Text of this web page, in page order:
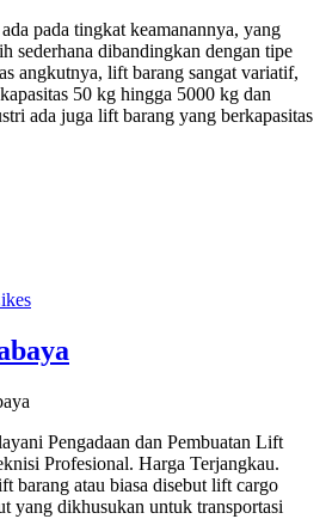
pada tingkat keamanannya, yang
sederhana dibandingkan dengan tipe
angkutnya, lift barang sangat variatif,
50 kg hingga 5000 kg dan
ada juga lift barang yang berkapasitas
Pengadaan dan Pembuatan Lift
Profesional. Harga Terjangkau.
barang atau biasa disebut lift cargo
yang dikhusukan untuk transportasi